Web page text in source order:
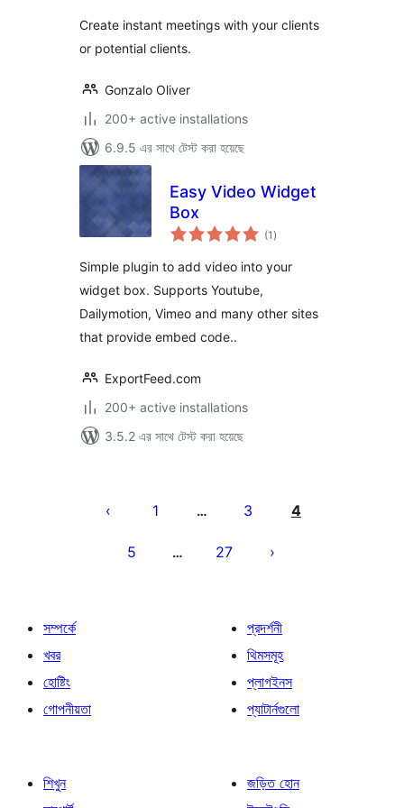
Create instant meetings with your clients
or potential clients.
Gonzalo Oliver
200+ active installations
6.9.5 এর সাথে টেস্ট করা হয়েছে
Easy Video Widget
Box
(1 total
ratings
)
Simple plugin to add video into your
widget box. Supports Youtube,
Dailymotion, Vimeo and many other sites
that provide embed code..
ExportFeed.com
200+ active installations
3.5.2 এর সাথে টেস্ট করা হয়েছে
পেজিনেশন
1 … 3 4
5 … 27
সম্পর্কে
খবর
হোষ্টিং
গোপনীয়তা
প্রদর্শনী
থিমসমূহ
প্লাগইনস
প্যাটার্নগুলো
শিখুন
জড়িত হোন